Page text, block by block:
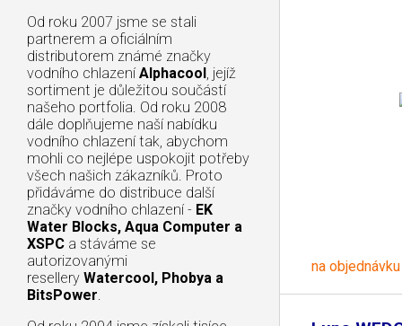
Od roku 2007 jsme se stali
partnerem a oficiálním
distributorem známé značky
vodního chlazení Alphacool, jejíž
sortiment je důležitou součástí
našeho portfolia. Od roku 2008
dále doplňujeme naší nabídku
vodního chlazení tak, abychom
mohli co nejlépe uspokojit potřeby
všech našich zákazníků. Proto
přidáváme do distribuce další
značky vodního chlazení - EK
Water Blocks, Aqua Computer a
XSPC a stáváme se
autorizovanými
resellery Watercool, Phobya a
BitsPower.
na objednávku